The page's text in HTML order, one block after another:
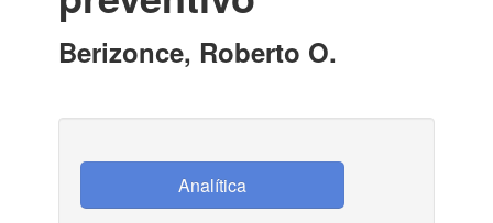
Berizonce, Roberto O.